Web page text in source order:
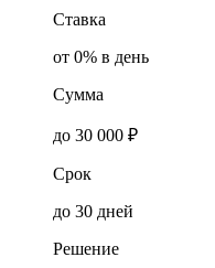
Ставка
от 0% в день
Сумма
до 30 000 ₽
Срок
до 30 дней
Решение